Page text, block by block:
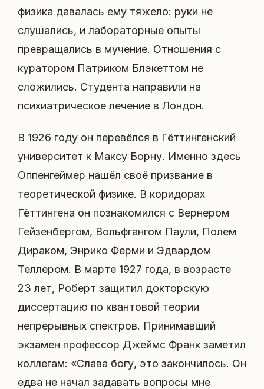
физика давалась ему тяжело: руки не
слушались, и лабораторные опыты
превращались в мучение. Отношения с
куратором Патриком Блэкеттом не
сложились. Студента направили на
психиатрическое лечение в Лондон.
В 1926 году он перевёлся в Гёттингенский
университет к Максу Борну. Именно здесь
Оппенгеймер нашёл своё призвание в
теоретической физике. В коридорах
Гёттингена он познакомился с Вернером
Гейзенбергом, Вольфгангом Паули, Полем
Дираком, Энрико Ферми и Эдвардом
Теллером. В марте 1927 года, в возрасте
23 лет, Роберт защитил докторскую
диссертацию по квантовой теории
непрерывных спектров. Принимавший
экзамен профессор Джеймс Франк заметил
коллегам: «Слава богу, это закончилось. Он
едва не начал задавать вопросы мне